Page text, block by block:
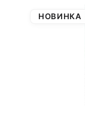
НОВИНКА